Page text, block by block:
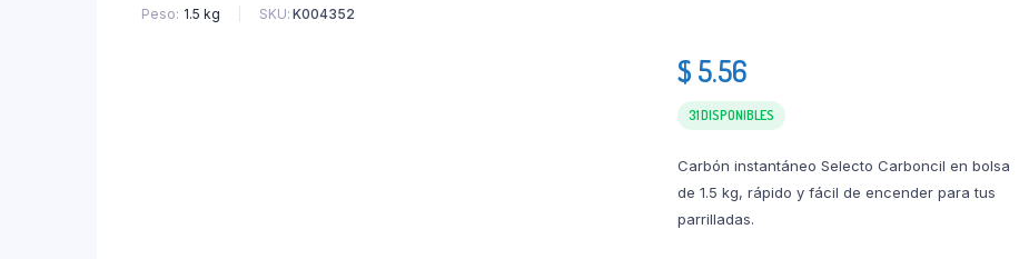
Peso 1.5 kg SKU: K004352
$ 5.56
31 DISPONIBLES
Carbón instantáneo Selecto Carboncil en bolsa
de 1.5 kg, rápido y fácil de encender para tus
parrilladas.